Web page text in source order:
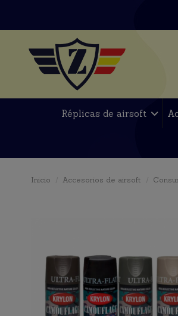
Réplicas de airsoft
Inicio Accesorios de airsoft